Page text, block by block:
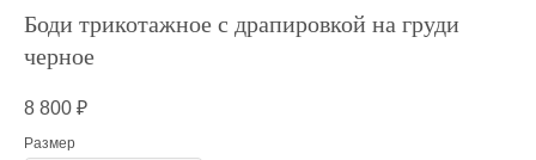
Боди трикотажное с драпировкой на груди
черное
8 800 ₽
Размер